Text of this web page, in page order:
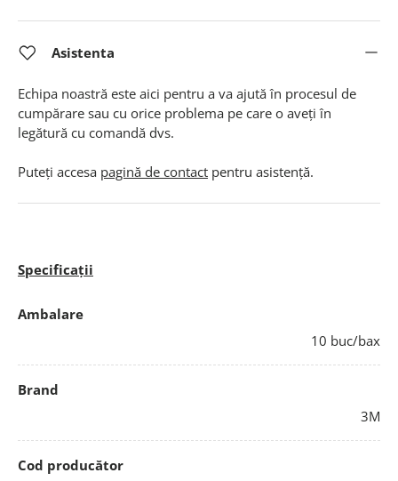
Asistenta
Echipa noastră este aici pentru a va ajută în procesul de
cumpărare sau cu orice problema pe care o aveți în
legătură cu comandă dvs.
Puteți accesa pagină de contact pentru asistență.
Specificații
Ambalare
10 buc/bax
Brand
3M
Cod producător